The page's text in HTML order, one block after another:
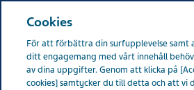
Sverige Life Effects All stories
Cookies
För att förbättra din surfupplevelse samt
ditt engagemang med vårt innehåll
av dina uppgifter. Genom att klicka på
cookies] samtycker du till detta och att vi